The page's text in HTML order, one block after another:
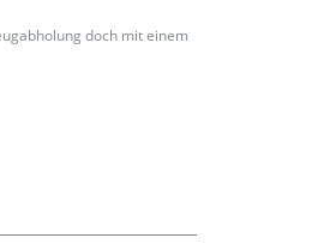
doch mit einem